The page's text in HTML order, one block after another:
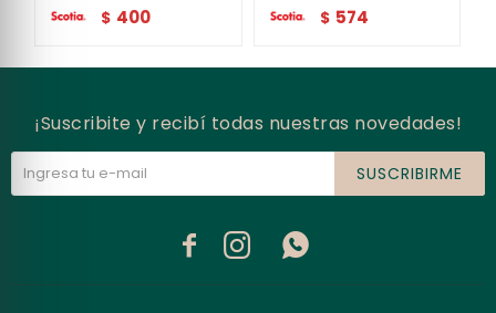
$ 400 $ 574
¡Suscribite y recibí todas nuestras novedades!
SUSCRIBIRME
  